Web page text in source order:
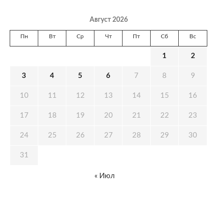
Август 2026
Пн Вт Ср Чт Пт Сб Вс
1 2
3 4 5 6 7 8 9
10 11 12 13 14 15 16
17 18 19 20 21 22 23
24 25 26 27 28 29 30
31
« Июл